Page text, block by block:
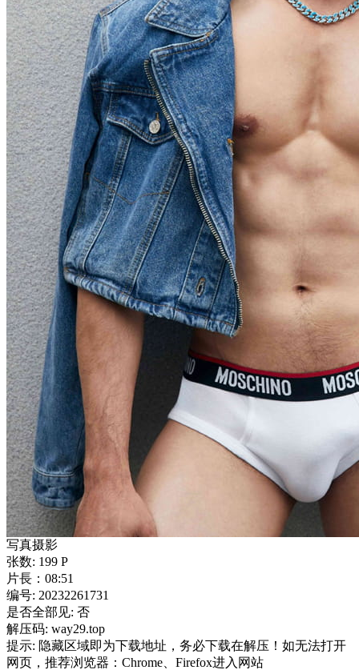
写真摄影
张数: 199 P
片長：08:51
编号: 20232261731
是否全部见: 否
解压码: way29.top
提示: 隐藏区域即为下载地址，务必下载在解压！如无法打开
网页，推荐浏览器：Chrome、Firefox进入网站